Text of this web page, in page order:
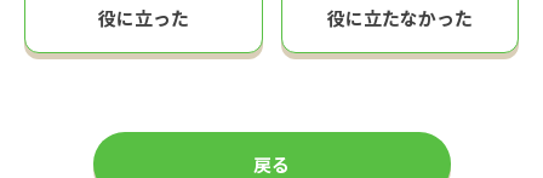
役に立った 役に立たなかった
戻る